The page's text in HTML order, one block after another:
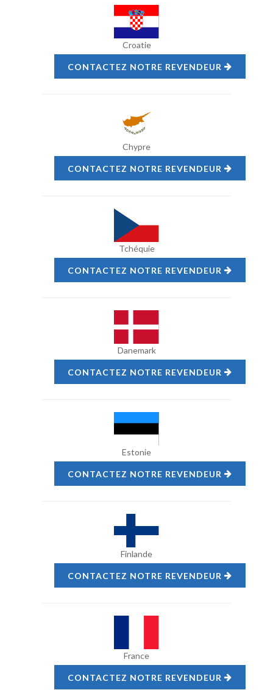
Croatie
CONTACTEZ NOTRE REVENDEUR
Chypre
CONTACTEZ NOTRE REVENDEUR
Tchéquie
CONTACTEZ NOTRE REVENDEUR
Danemark
CONTACTEZ NOTRE REVENDEUR
Estonie
CONTACTEZ NOTRE REVENDEUR
Finlande
CONTACTEZ NOTRE REVENDEUR
France
CONTACTEZ NOTRE REVENDEUR